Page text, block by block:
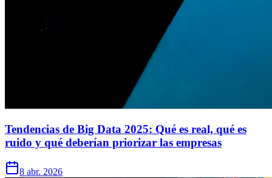
Tendencias de Big Data 2025: Qué es real, qué es
ruido y qué deberían priorizar las empresas
8 abr. 2026